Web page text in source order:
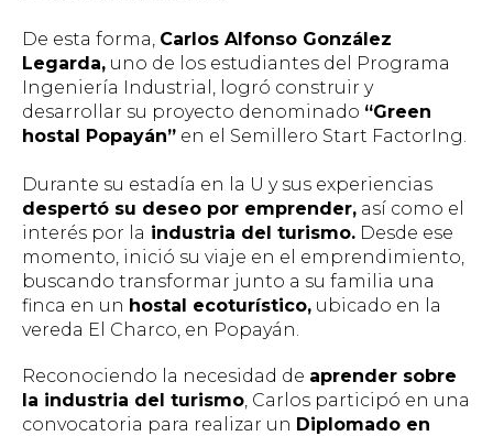
De esta forma, Carlos Alfonso González
Legarda, uno de los estudiantes del Programa
Ingeniería Industrial, logró construir y
desarrollar su proyecto denominado “Green
hostal Popayán” en el Semillero Start FactorIng.
Durante su estadía en la U y sus experiencias
despertó su deseo por emprender, así como el
interés por la industria del turismo. Desde ese
momento, inició su viaje en el emprendimiento,
buscando transformar junto a su familia una
finca en un hostal ecoturístico, ubicado en la
vereda El Charco, en Popayán.
Reconociendo la necesidad de aprender sobre
la industria del turismo, Carlos participó en una
convocatoria para realizar un Diplomado en